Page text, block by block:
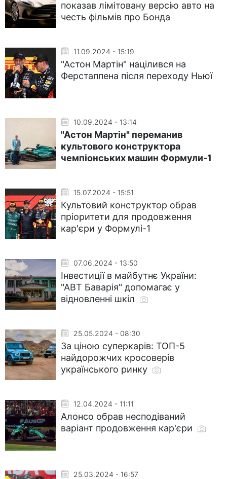
показав лімітовану версію авто на
честь фільмів про Бонда
11.09.2024 - 15:19
"Астон Мартін" націлився на
Ферстаппена після переходу Ньюї
10.09.2024 - 13:14
"Астон Мартін" переманив
культового конструктора
чемпіонських машин Формули-1
15.07.2024 - 15:51
Культовий конструктор обрав
пріоритети для продовження
кар'єри у Формулі-1
07.06.2024 - 13:50
Інвестиції в майбутнє України:
"АВТ Баварія" допомагає у
відновленні шкіл
25.05.2024 - 08:30
За ціною суперкарів: ТОП-5
найдорожчих кросоверів
українського ринку
12.04.2024 - 11:11
Алонсо обрав несподіваний
варіант продовження кар'єри
25.03.2024 - 16:57